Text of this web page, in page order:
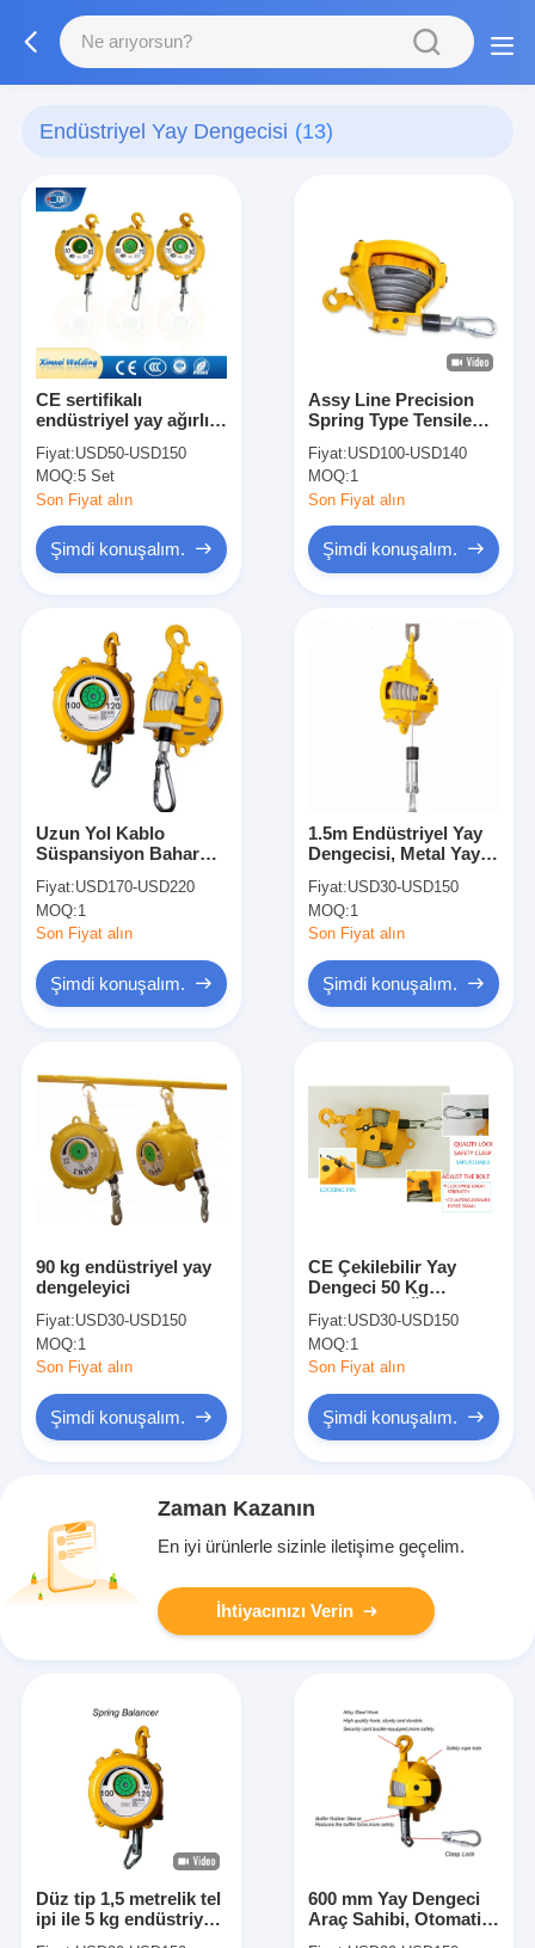
Endüstriyel Yay Dengecisi (13)
CE sertifikalı
endüstriyel yay ağırlık
sertifikası ile 0.5-160
kg
Fiyat:USD50-USD150
MOQ:5 Set
Son Fiyat alın
Şimdi konuşalım.
Assy Line Precision
Spring Type Tensile
Yük 80-100Kg
Fiyat:USD100-USD140
MOQ:1
Son Fiyat alın
Şimdi konuşalım.
Uzun Yol Kablo
Süspansiyon Bahar
1.5 Metre Vuruş
Fiyat:USD170-USD220
MOQ:1
Son Fiyat alın
Şimdi konuşalım.
1.5m Endüstriyel Yay
Dengecisi, Metal Yay
Fiyat:USD30-USD150
MOQ:1
Son Fiyat alın
Şimdi konuşalım.
90 kg endüstriyel yay
dengeleyici
Fiyat:USD30-USD150
MOQ:1
Son Fiyat alın
Şimdi konuşalım.
CE Çekilebilir Yay
Dengeci 50 Kg
Ekipmanı
Fiyat:USD30-USD150
MOQ:1
Son Fiyat alın
Şimdi konuşalım.
Zaman Kazanın
En iyi ürünlerle sizinle iletişime geçelim.
İhtiyacınızı Verin
Düz tip 1,5 metrelik tel
ipi ile 5 kg endüstriyel
600 mm Yay Dengeci
Araç Sahibi, Otomatik